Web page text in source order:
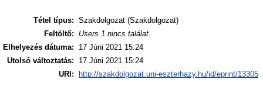
Tétel típus: Szakdolgozat (Szakdolgozat)
Feltöltő:
Users 1 nincs találat.
Elhelyezés dátuma:
17 Júni 2021 15:24
Utolsó változtatás:
17 Júni 2021 15:24
URI:
http://szakdolgozat.uni-eszterhazy.hu/id/eprint/13305